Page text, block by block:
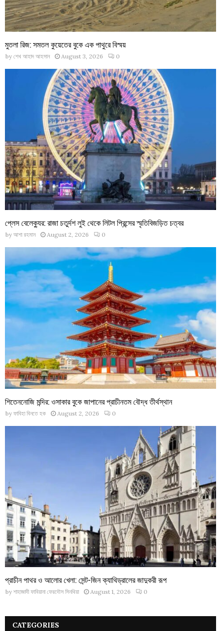
মুতলা রিজ: সমতল কুয়েতের বুকে এক পাথুরে বিস্ময়
by শেখ আহাদ আহসান August 3, 2026 0
প্লেস বেলেক্যুর: রাজা চতুর্দশ লুই থেকে লিটল প্রিন্সের স্মৃতিবিজড়িত চত্বর
by আশা রহমান August 2, 2026 0
শিতেননোজি মন্দির: ওসাকার বুকে জাপানের প্রাচীনতম বৌদ্ধ তীর্থস্থান
by ফাবিহা বিনতে হক August 2, 2026 0
প্রাচীন পাথর ও আলোর খেলা: সেন্ট-জিন ক্যাথিড্রালের জাদুকরী রূপ
by শাহাজাদী ফাবিয়ানা ফেরদৌস সিনথিয়া August 1, 2026 0
CATEGORIES